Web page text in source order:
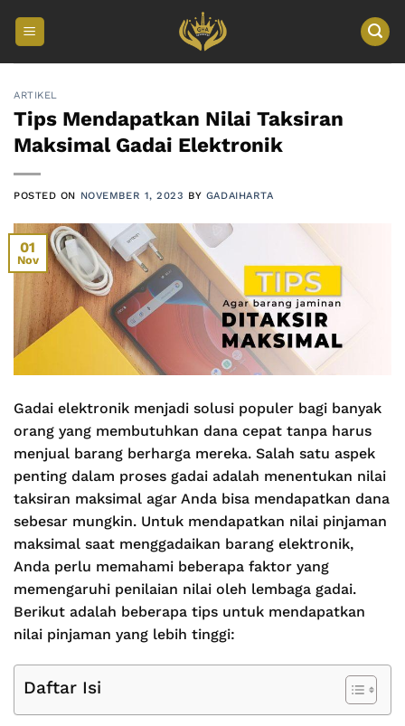
ARTIKEL
Tips Mendapatkan Nilai Taksiran
Maksimal Gadai Elektronik
POSTED ON NOVEMBER 1, 2023 BY GADAIHARTA
01
Nov
Gadai elektronik menjadi solusi populer bagi banyak
orang yang membutuhkan dana cepat tanpa harus
menjual barang berharga mereka. Salah satu aspek
penting dalam proses gadai adalah menentukan nilai
taksiran maksimal agar Anda bisa mendapatkan dana
sebesar mungkin. Untuk mendapatkan nilai pinjaman
maksimal saat menggadaikan barang elektronik,
Anda perlu memahami beberapa faktor yang
memengaruhi penilaian nilai oleh lembaga gadai.
Berikut adalah beberapa tips untuk mendapatkan
nilai pinjaman yang lebih tinggi:
Daftar Isi